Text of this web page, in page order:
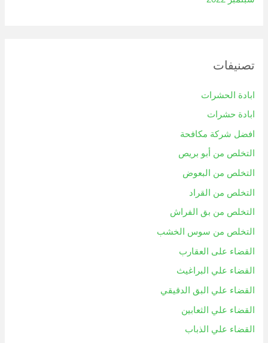
تصنيفات
ابادة الحشرات
ابادة حشرات
افضل شركة مكافحة
التخلص من أبو بريص
التخلص من البعوض
التخلص من القراد
التخلص من بق الفراش
التخلص من سوس الخشب
القضاء على العقارب
القضاء علي البراغيث
القضاء علي البق الدقيقي
القضاء علي الثعابين
القضاء علي الذباب